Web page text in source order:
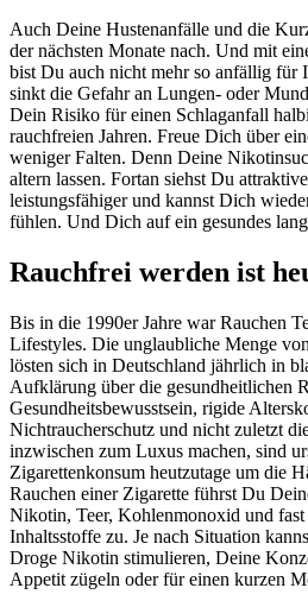
Auch Deine Hustenanfälle und die
der nächsten Monate nach. Und mit
bist Du auch nicht mehr so anfällig für
sinkt die Gefahr an Lungen- oder
Dein Risiko für einen Schlaganfall
rauchfreien Jahren. Freue Dich über
weniger Falten. Denn Deine
altern lassen. Fortan siehst Du
leistungsfähiger und kannst Dich
fühlen. Und Dich auf ein gesundes
Rauchfrei werden ist
Bis in die 1990er Jahre war Rauchen
Lifestyles. Die unglaubliche Menge
lösten sich in Deutschland jährlich in
Aufklärung über die gesundheitlichen
Gesundheitsbewusstsein, rigide
Nichtraucherschutz und nicht zuletzt
inzwischen zum Luxus machen, sind
Zigarettenkonsum heutzutage um die
Rauchen einer Zigarette führst Du
Nikotin, Teer, Kohlenmonoxid und
Inhaltsstoffe zu. Je nach Situation
Droge Nikotin stimulieren, Deine
Appetit zügeln oder für einen kurzen